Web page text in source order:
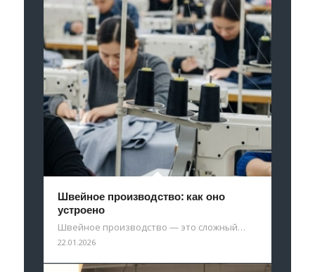
Швейное производство: как оно
устроено
Швейное производство — это сложный…
22.01.2026